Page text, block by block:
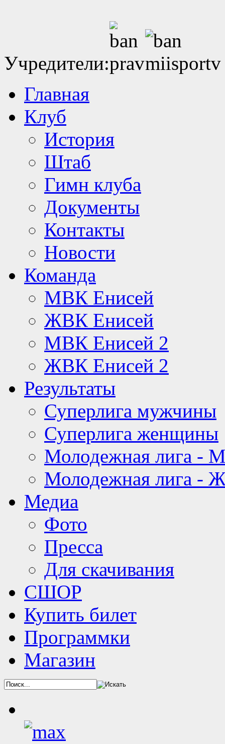
Учредители:
Главная
Клуб
История
Штаб
Гимн клуба
Документы
Контакты
Новости
Команда
МВК Енисей
ЖВК Енисей
МВК Енисей 2
ЖВК Енисей 2
Результаты
Суперлига мужчины
Суперлига женщины
Молодежная лига -
Молодежная лига -
Медиа
Фото
Пресса
Для скачивания
СШОР
Купить билет
Программки
Магазин